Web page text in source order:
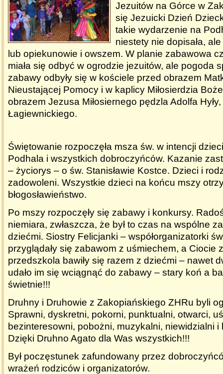
Jezuitów na Górce w
się Jezuicki Dzień
takie wydarzenie na
niestety nie dopisała,
lub opiekunowie i owszem. W planie zabawowa
miała się odbyć w ogrodzie jezuitów, ale pogoda
zabawy odbyły się w kościele przed obrazem
Nieustającej Pomocy i w kaplicy Miłosierdzia
obrazem Jezusa Miłosiernego pędzla Adolfa
Łagiewnickiego.
Świętowanie rozpoczęła msza św. w intencji
Podhala i wszystkich dobroczyńców. Kazanie
– życiorys – o św. Stanisławie Kostce. Dzieci i
zadowoleni. Wszystkie dzieci na końcu mszy
błogosławieństwo.
Po mszy rozpoczęły się zabawy i konkursy.
niemiara, zwłaszcza, że był to czas na wspólne
dziećmi. Siostry Felicjanki – współorganizatorki
przyglądały się zabawom z uśmiechem, a Ciocie
przedszkola bawiły się razem z dziećmi – nawet
udało im się wciągnąć do zabawy – stary koń a
świetnie!!!
Druhny i Druhowie z Zakopiańskiego ZHRu byli
Sprawni, dyskretni, pokorni, punktualni, otwarci,
bezinteresowni, pobożni, muzykalni, niewidzialni
Dzięki Druhno Agato dla Was wszystkich!!!
Był poczęstunek zafundowany przez
wrażeń rodziców i organizatorów.